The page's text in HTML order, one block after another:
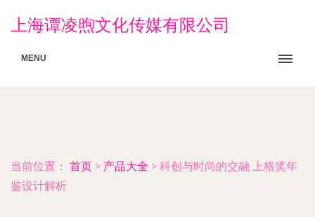
上海谭凌煦文化传媒有限公司
MENU
当前位置： 首页 > 产品大全 > 科创与时尚的交融 上格奖年
鉴设计解析